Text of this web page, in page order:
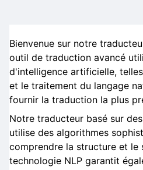
Bienvenue sur notre
outil de traduction avancé
d'intelligence artificielle,
et le traitement du langage
fournir la traduction la plus
Notre traducteur basé sur
utilise des algorithmes
comprendre la structure et le
technologie NLP garantit